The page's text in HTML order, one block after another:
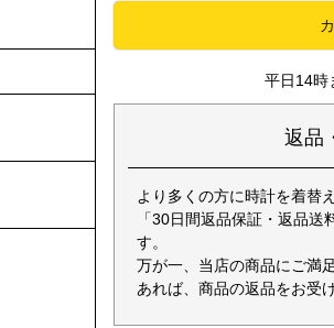
平日14時
返品
より多くの方に時計を着替
「30日間返品保証・返品
す。
万が一、当店の商品にご満
あれば、商品の返品をお受